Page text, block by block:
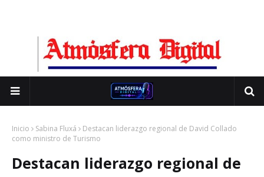
Inicio Sabina Fluxá
Destacan liderazgo regional de David Collado
como ministro de Turismo
Destacan liderazgo regional de